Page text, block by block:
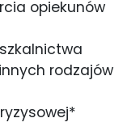
opiekunów
rodzajów